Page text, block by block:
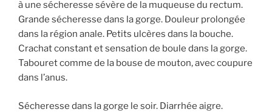
à une sécheresse sévère de la muqueuse du rectum.
Grande sécheresse dans la gorge. Douleur prolongée
dans la région anale. Petits ulcères dans la bouche.
Crachat constant et sensation de boule dans la gorge.
Tabouret comme de la bouse de mouton, avec coupure
dans l’anus.
Sécheresse dans la gorge le soir. Diarrhée aigre.